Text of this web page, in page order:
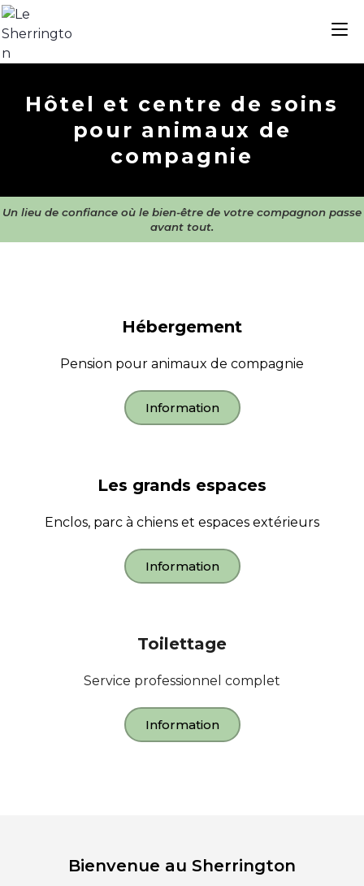
Hôtel et centre de soins
pour animaux de
compagnie
Un lieu de confiance où le bien-être de votre compagnon passe
avant tout.
Hébergement
Pension pour animaux de compagnie
Information
Les grands espaces
Enclos, parc à chiens et espaces extérieurs
Information
Toilettage
Service professionnel complet
Information
Bienvenue au Sherrington